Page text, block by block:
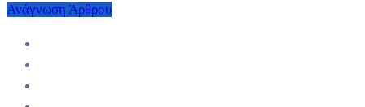
Ανάγνωση Άρθρου